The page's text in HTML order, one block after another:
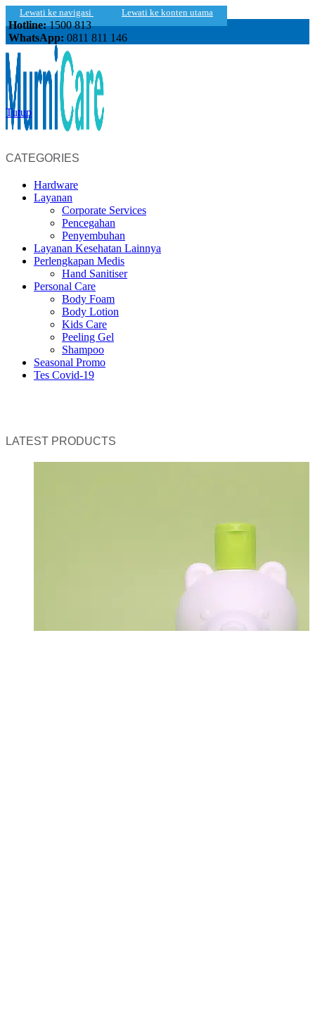
Lewati ke navigasi Lewati ke konten utama
Hotline:1500 813
WhatsApp: 0811 811 146
Tutup
CATEGORIES
Hardware
Layanan
Corporate Services
Pencegahan
Penyembuhan
Layanan Kesehatan Lainnya
Perlengkapan Medis
Hand Sanitiser
Personal Care
Body Foam
Body Lotion
Kids Care
Peeling Gel
Shampoo
Seasonal Promo
Tes Covid-19
LATEST PRODUCTS